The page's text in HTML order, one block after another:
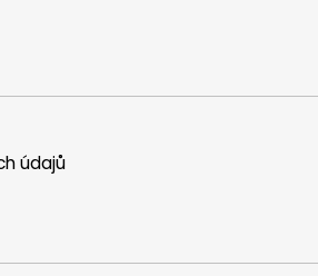
údajů